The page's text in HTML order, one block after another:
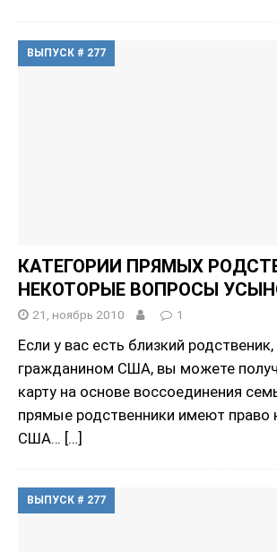
ВЫПУСК # 277
КАТЕГОРИИ ПРЯМЫХ
НЕКОТОРЫЕ ВОПРОСЫ
21, ноябрь 2010 1
Если у вас есть близкий
гражданином США, вы можете
карту на основе воссоединения
прямые родственники имеют право
США… […]
ВЫПУСК # 277